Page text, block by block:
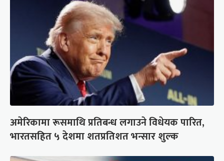
अमेरिकामा रूसमाथि प्रतिबन्ध लगाउने विधेयक पारित,
भारतसहित ५ देशमा शतप्रतिशत भन्सार शुल्क